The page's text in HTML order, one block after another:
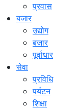
प्रवास
बजार
उद्योग
बजार
पूर्वाधार
सेवा
प्रविधि
पर्यटन
शिक्षा